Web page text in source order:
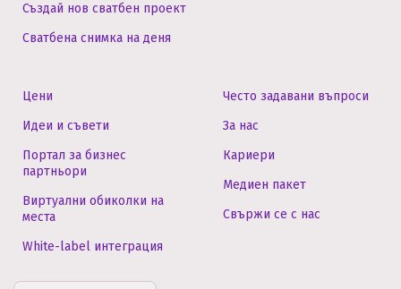
Създай нов сватбен проект
Сватбена снимка на деня
Цени
Идеи и съвети
Портал за бизнес
партньори
Виртуални обиколки на
места
White-label интеграция
Често задавани въпроси
За нас
Кариери
Медиен пакет
Свържи се с нас